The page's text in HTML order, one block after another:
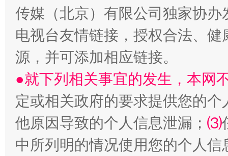
全民健身五年计划来了！等你上场
传媒（北京）有限公司独家协
电视台友情链接，授权合法、
源，并可添加相应链接。
●就下列相关事宜的发生，本网
定或相关政府的要求提供您的个
他原因导致的个人信息泄漏； ⑶
中所列明的情况使用您的个人